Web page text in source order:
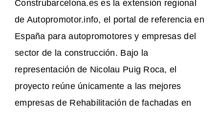
Construbarcelona.es es la extensión regional
de Autopromotor.info, el portal de referencia en
España para autopromotores y empresas del
sector de la construcción. Bajo la
representación de Nicolau Puig Roca, el
proyecto reúne únicamente a las mejores
empresas de Rehabilitación de fachadas en